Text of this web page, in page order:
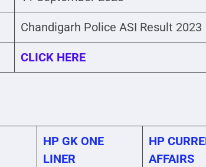
Chandigarh Police ASI Result 2023
CLICK HERE
HP GK ONE
LINER
HP
AFFAIRS